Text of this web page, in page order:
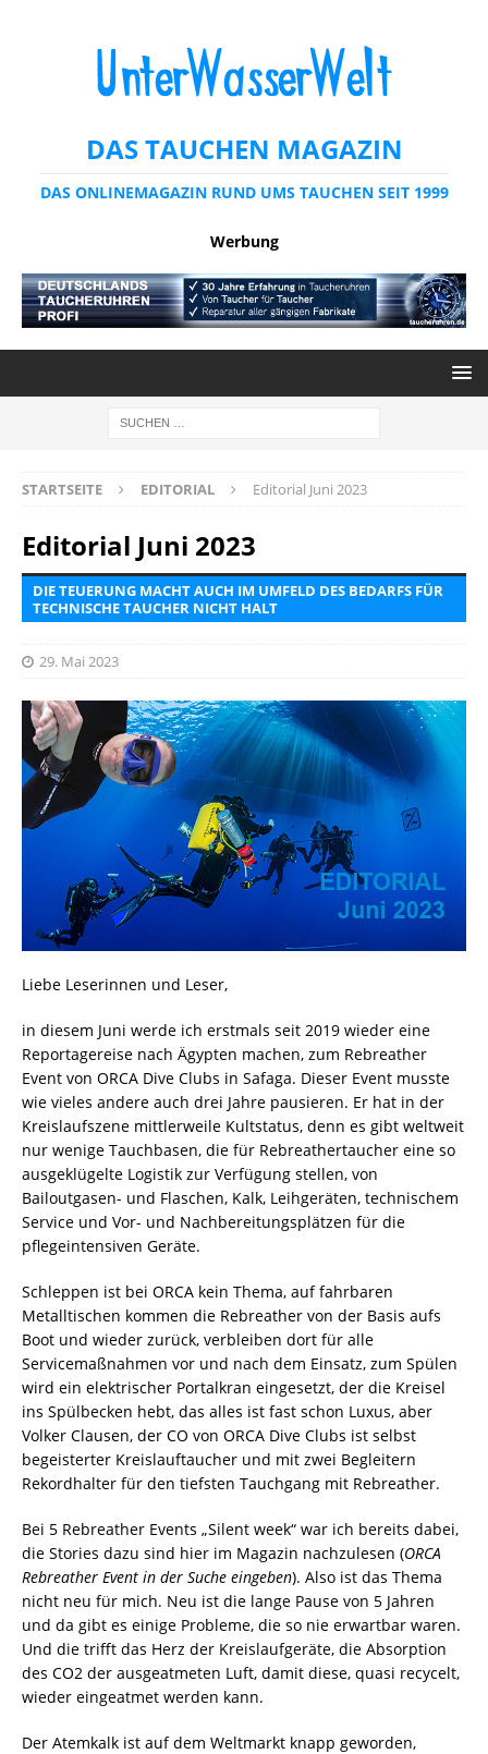
DAS TAUCHEN MAGAZIN
DAS ONLINEMAGAZIN RUND UMS TAUCHEN SEIT 1999
Werbung
STARTSEITE EDITORIAL Editorial Juni 2023
Editorial Juni 2023
DIE TEUERUNG MACHT AUCH IM UMFELD DES BEDARFS FÜR
TECHNISCHE TAUCHER NICHT HALT
29. Mai 2023
Liebe Leserinnen und Leser,
in diesem Juni werde ich erstmals seit 2019 wieder eine
Reportagereise nach Ägypten machen, zum Rebreather
Event von ORCA Dive Clubs in Safaga. Dieser Event musste
wie vieles andere auch drei Jahre pausieren. Er hat in der
Kreislaufszene mittlerweile Kultstatus, denn es gibt weltweit
nur wenige Tauchbasen, die für Rebreathertaucher eine so
ausgeklügelte Logistik zur Verfügung stellen, von
Bailoutgasen- und Flaschen, Kalk, Leihgeräten, technischem
Service und Vor- und Nachbereitungsplätzen für die
pflegeintensiven Geräte.
Schleppen ist bei ORCA kein Thema, auf fahrbaren
Metalltischen kommen die Rebreather von der Basis aufs
Boot und wieder zurück, verbleiben dort für alle
Servicemaßnahmen vor und nach dem Einsatz, zum Spülen
wird ein elektrischer Portalkran eingesetzt, der die Kreisel
ins Spülbecken hebt, das alles ist fast schon Luxus, aber
Volker Clausen, der CO von ORCA Dive Clubs ist selbst
begeisterter Kreislauftaucher und mit zwei Begleitern
Rekordhalter für den tiefsten Tauchgang mit Rebreather.
Bei 5 Rebreather Events „Silent week“ war ich bereits dabei,
die Stories dazu sind hier im Magazin nachzulesen (ORCA
Rebreather Event in der Suche eingeben). Also ist das Thema
nicht neu für mich. Neu ist die lange Pause von 5 Jahren
und da gibt es einige Probleme, die so nie erwartbar waren.
Und die trifft das Herz der Kreislaufgeräte, die Absorption
des CO2 der ausgeatmeten Luft, damit diese, quasi recycelt,
wieder eingeatmet werden kann.
Der Atemkalk ist auf dem Weltmarkt knapp geworden,